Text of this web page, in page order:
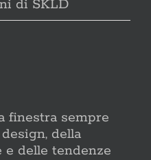
di SKLD
finestra sempre
della
delle tendenze